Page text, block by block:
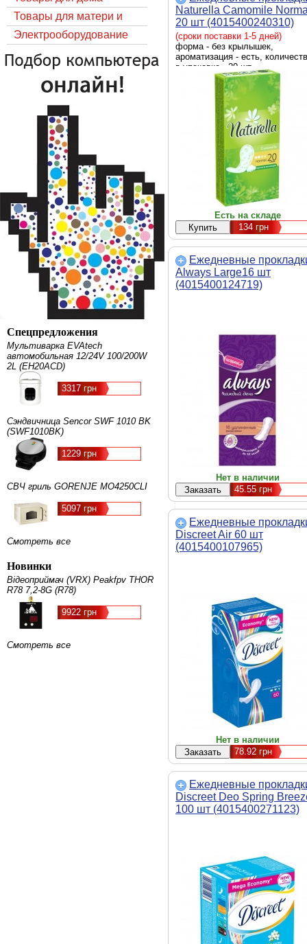
Товары для матери и
ребёнка
Электрооборудование
Спецпредложения
Мультиварка EVAtech
автомобильная 12/24V 100/200W
2L (EH20ACD)
3317 грн
Сэндвичница Sencor SWF 1010 BK
(SWF1010BK)
1229 грн
СВЧ гриль GORENJE MO4250CLI
5097 грн
Смотреть все
Новинки
Відеоприймач (VRX) Peakfpv THOR
R78 7,2-8G (R78)
9922 грн
Смотреть все
Naturella Camomile
20 шт (4015400240310)
(сроки поставки 1-5 дней)
форма - без крылышек,
ароматизация - есть,
в упаковке - 20 шт
Есть на складе
134грн
Ежедневные
Always Large16 шт
(4015400124719)
Нет в наличии
45.55 грн
Ежедневные
Discreet Air 60 шт
(4015400107965)
Нет в наличии
78.92 грн
Ежедневные
Discreet Deo Spring
100 шт (4015400271123)